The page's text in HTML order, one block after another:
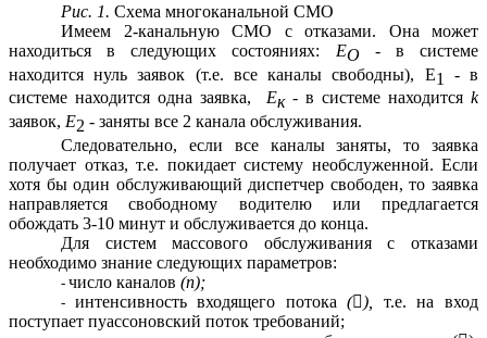
Рис. 1. Схема многоканальной СМО
Имеем 2-канальную СМО с отказами. Она может
находиться в следующих состояниях: EО
- в системе
находится нуль заявок (т.е. все каналы свободны), Е1
- в
системе находится одна заявка, Ек- в системе находится k
заявок, Е2 - заняты все 2 канала обслуживания.
Следовательно, если все
каналы заняты, то заявка
получает отказ, т.е. покидает систему необслуженной. Если
хотя бы один обслуживающий диспетчер свободен, то заявка
направляется свободному водителю или предлагается
обождать 3-10 минут и обслуживается до конца.
Для систем массового обслуживания с отказами
необходимо знание следующих параметров:
число каналов (п);
интенсивность входящего потока(), т.е. на вход
поступает пуассоновский поток требований;